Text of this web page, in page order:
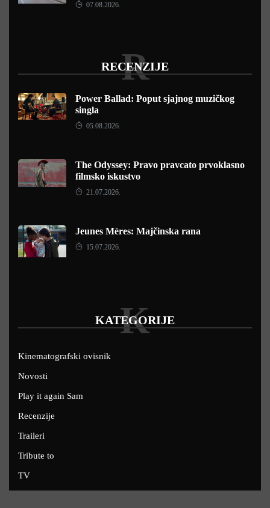
07.08.2026.
RECENZIJE
R
Power Ballad: Poput sjajnog muzičkog
singla
05.08.2026.
The Odyssey: Pravo pravcato prvoklasno
filmsko iskustvo
21.07.2026.
Jeunes Mères: Majčinska rana
15.07.2026.
KATEGORIJE
K
Kinematografski ovisnik
Novosti
Play it again Sam
Recenzije
Traileri
Tribute to
TV